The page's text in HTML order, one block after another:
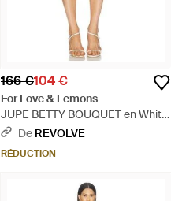
166 €104 €
For Love & Lemons
JUPE BETTY BOUQUET en White
- Blanc
De REVOLVE
RÉDUCTION